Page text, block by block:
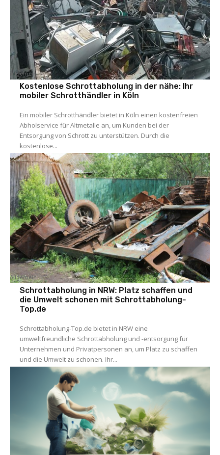
Allgemein
Kostenlose Schrottabholung in der nähe: Ihr
mobiler Schrotthändler in Köln
Ein mobiler Schrotthändler bietet in Köln einen kostenfreien
Abholservice für Altmetalle an, um Kunden bei der
Entsorgung von Schrott zu unterstützen. Durch die
kostenlose...
Allgemein
Schrottabholung in NRW: Platz schaffen und
die Umwelt schonen mit Schrottabholung-
Top.de
Schrottabholung-Top.de bietet in NRW eine
umweltfreundliche Schrottabholung und -entsorgung für
Unternehmen und Privatpersonen an, um Platz zu schaffen
und die Umwelt zu schonen. Ihr...